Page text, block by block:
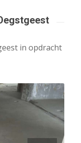
in opdracht